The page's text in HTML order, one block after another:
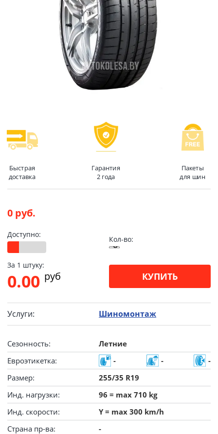
Быстрая
доставка
Гарантия
2 года
Пакеты
для шин
0 руб.
Доступно:
Кол-во:
За 1 штуку:
0.00 pуб КУПИТЬ
Услуги: Шиномонтаж
Сезонность:
Летние
Евроэтикетка:
- -
-
Размер:
255/35 R19
Инд. нагрузки:
96 = max 710 kg
Инд. скорости:
Y = max 300 km/h
Страна пр-ва:
-